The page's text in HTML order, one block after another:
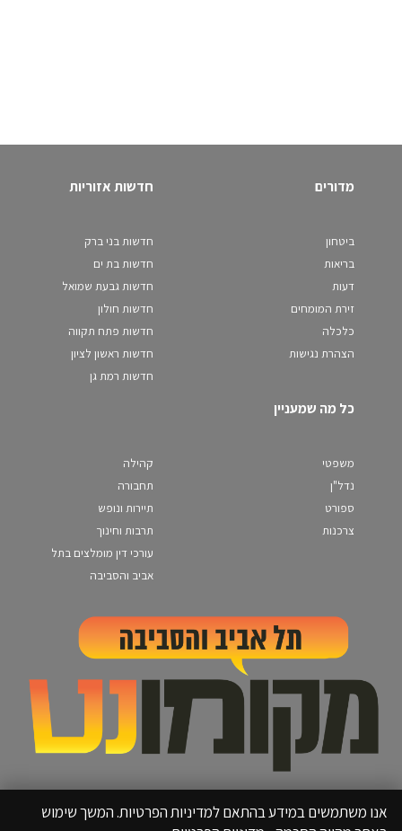
מדורים
ביטחון
בריאות
דעות
זירת המומחים
כלכלה
הצהרת נגישות
חדשות אזוריות
חדשות בני ברק
חדשות בת ים
חדשות גבעת שמואל
חדשות חולון
חדשות פתח תקווה
חדשות ראשון לציון
חדשות רמת גן
כל מה שמעניין
משפטי
נדל"ן
ספורט
צרכנות
קהילה
תחבורה
תיירות ונופש
תרבות וחינוך
עורכי דין מומלצים בתל
אביב והסביבה
אנו משתמשים במידע בהתאם למדיניות הפרטיות. המשך שימוש